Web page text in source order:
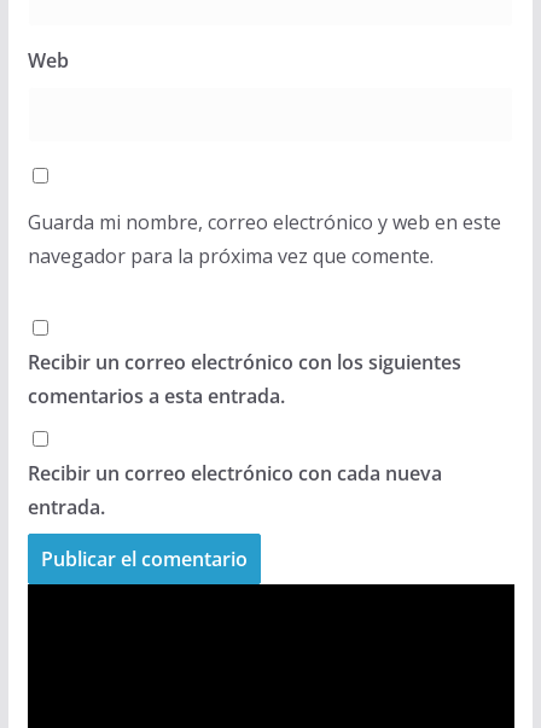
Web
Guarda mi nombre, correo electrónico y web en este
navegador para la próxima vez que comente.
Recibir un correo electrónico con los siguientes
comentarios a esta entrada.
Recibir un correo electrónico con cada nueva
entrada.